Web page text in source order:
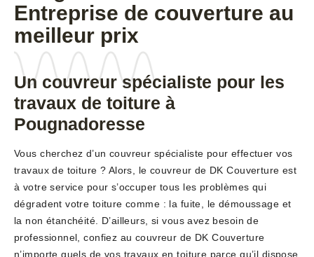
Entreprise de couverture au
meilleur prix
Un couvreur spécialiste pour les
travaux de toiture à
Pougnadoresse
Vous cherchez d’un couvreur spécialiste pour effectuer vos
travaux de toiture ? Alors, le couvreur de DK Couverture est
à votre service pour s’occuper tous les problèmes qui
dégradent votre toiture comme : la fuite, le démoussage et
la non étanchéité. D’ailleurs, si vous avez besoin de
professionnel, confiez au couvreur de DK Couverture
n’importe quels de vos travaux en toiture parce qu’il dispose